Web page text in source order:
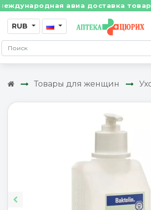
авиа доставка
RUB
Товары для женщин